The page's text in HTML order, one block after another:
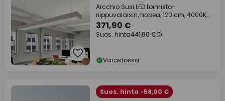
Arcchio Susi LED toimisto-
riippuvalaisin, hopea, 120 cm, 4000K,
DALI
371,90 €
Suos. hinta441,90 €
Varastossa
Suos. hinta -58,00 €